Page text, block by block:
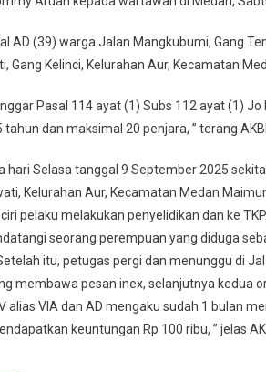
Medan
Maimun
AD (39) warga Jalan Mangkubumi, Gang
Gang Kelinci, Kelurahan Aur, Kecamatan
Pasal 114 ayat (1) Subs 112 ayat (1)
dan maksimal 20 penjara, ” terang
hari Selasa tanggal 9 September 2025
Kelurahan Aur, Kecamatan Medan
pelaku melakukan penyelidikan dan ke
seorang perempuan yang diduga
itu, petugas pergi dan menunggu di
membawa pesan inex, selanjutnya kedua
alias VIA dan AD mengaku sudah 1 bulan
keuntungan Rp 100 ribu, ” jelas